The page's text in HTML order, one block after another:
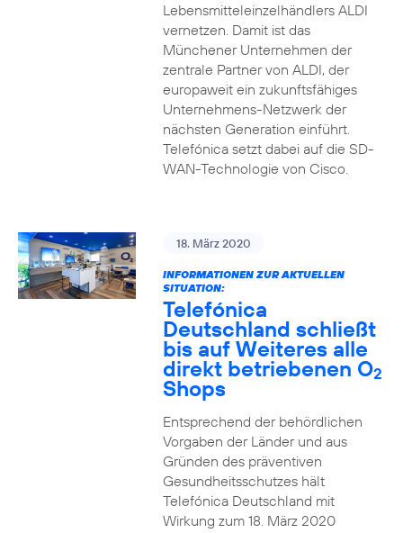
Lebensmitteleinzelhändlers ALDI
vernetzen. Damit ist das
Münchener Unternehmen der
zentrale Partner von ALDI, der
europaweit ein zukunftsfähiges
Unternehmens-Netzwerk der
nächsten Generation einführt.
Telefónica setzt dabei auf die SD-
WAN-Technologie von Cisco.
18. März 2020
INFORMATIONEN ZUR AKTUELLEN
SITUATION:
Telefónica
Deutschland schließt
bis auf Weiteres alle
direkt betriebenen O2
Shops
Entsprechend der behördlichen
Vorgaben der Länder und aus
Gründen des präventiven
Gesundheitsschutzes hält
Telefónica Deutschland mit
Wirkung zum 18. März 2020